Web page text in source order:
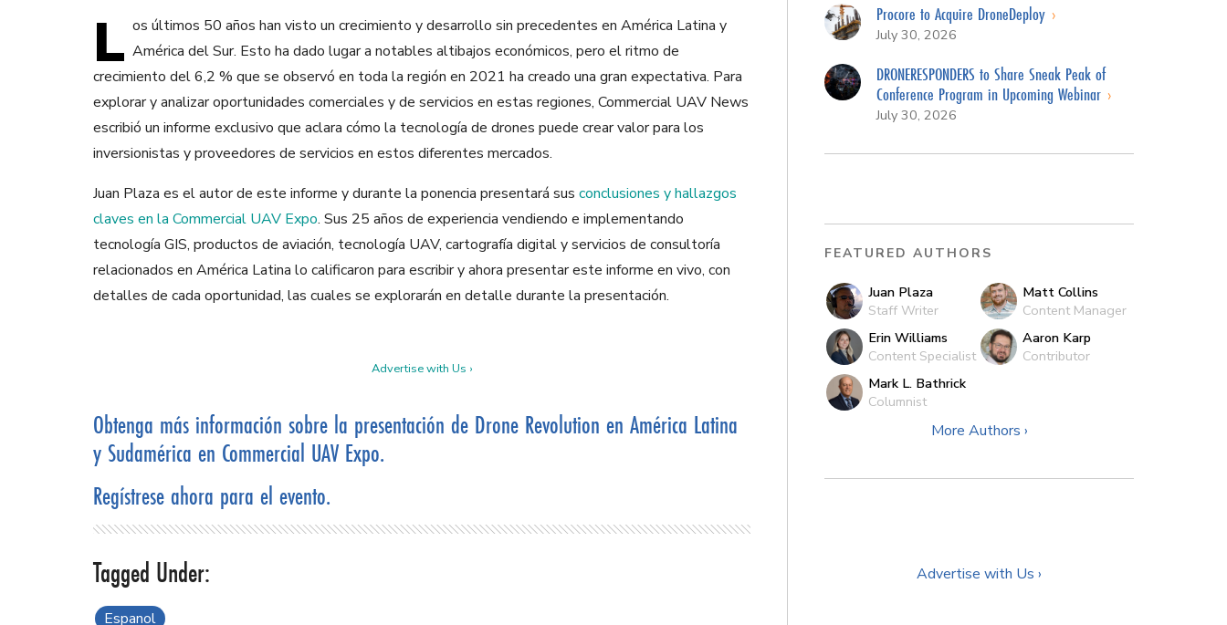
L os últimos 50 años han visto un crecimiento y desarrollo sin precedentes en América Latina y
América del Sur. Esto ha dado lugar a notables altibajos económicos, pero el ritmo de
crecimiento del 6,2 % que se observó en toda la región en 2021 ha creado una gran expectativa. Para
explorar y analizar oportunidades comerciales y de servicios en estas regiones, Commercial UAV News
escribió un informe exclusivo que aclara cómo la tecnología de drones puede crear valor para los
inversionistas y proveedores de servicios en estos diferentes mercados.
Juan Plaza es el autor de este informe ydurante la ponencia presentará sus conclusiones y hallazgos
claves en la Commercial UAV Expo. Sus 25 años de experiencia vendiendo e implementando
tecnología GIS, productos de aviación, tecnología UAV, cartografía digital y servicios de consultoría
relacionados en América Latina lo calificaron para escribir y ahora presentareste informe en vivo, con
detalles de cada oportunidad, las cuales se explorarán en detalle durante la presentación.
Advertise with Us ›
Obtenga más información sobre la presentación de Drone Revolution en América Latina
y Sudamérica en Commercial UAV Expo.
Regístrese ahora para el evento.
Espanol
Procore to Acquire DroneDeploy
July 30, 2026
DRONERESPONDERS to Share Sneak Peak of
Conference Program in Upcoming Webinar
July 30, 2026
FEATURED AUTHORS
Juan Plaza
Staff Writer
Matt Collins
Content Manager
Erin Williams
Content Specialist
Aaron Karp
Contributor
Mark L. Bathrick
Columnist
More Authors ›
Advertise with Us ›